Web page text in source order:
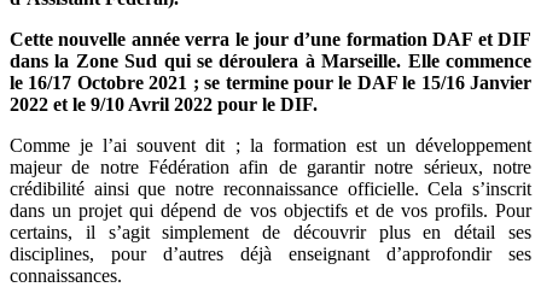
Cette nouvelle année verra le jour d’une formation DAF et DIF
dans la Zone Sud qui se déroulera à Marseille. Elle commence
le 16/17 Octobre 2021 ; se termine pour le DAF le 15/16 Janvier
2022 et le 9/10 Avril 2022 pour le DIF.
Comme je l’ai souvent dit ; la formation est un développement
majeur de notre Fédération afin de garantir notre sérieux, notre
crédibilité ainsi que notre reconnaissance officielle. Cela s’inscrit
dans un projet qui dépend de vos objectifs et de vos profils. Pour
certains, il s’agit simplement de découvrir plus en détail ses
disciplines, pour d’autres déjà enseignant d’approfondir ses
connaissances.